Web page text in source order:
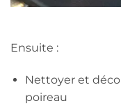
Ensuite :
Nettoyer et
poireau